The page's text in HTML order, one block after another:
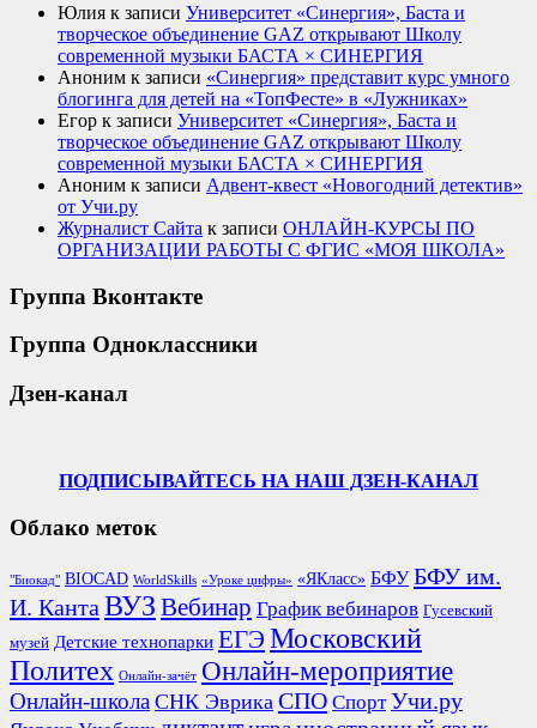
Юлия к записи Университет «Синергия», Баста и
творческое объединение GAZ открывают Школу
современной музыки БАСТА × СИНЕРГИЯ
Аноним к записи «Синергия» представит курс умного
блогинга для детей на «ТопФесте» в «Лужниках»
Егор к записи Университет «Синергия», Баста и
творческое объединение GAZ открывают Школу
современной музыки БАСТА × СИНЕРГИЯ
Аноним к записи Адвент-квест «Новогодний детектив»
от Учи.ру
Журналист Сайта к записи ОНЛАЙН-КУРСЫ ПО
ОРГАНИЗАЦИИ РАБОТЫ С ФГИС «МОЯ ШКОЛА»
Группа Вконтакте
Группа Одноклассники
Дзен-канал
ПОДПИСЫВАЙТЕСЬ НА НАШ ДЗЕН-КАНАЛ
Облако меток
"Биокад" BIOCAD WorldSkills «Уроке цифры» «ЯКласс» БФУ БФУ им.
И. Канта ВУЗ Вебинар График вебинаров Гусевский
музей Детские технопарки ЕГЭ Московский
Политех Онлайн-зачёт Онлайн-мероприятие
Онлайн-школа СНК Эврика СПО Спорт Учи.ру